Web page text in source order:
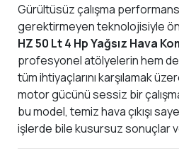
Gürültüsüz çalışma
gerektirmeyen teknolojisiyle
HZ 50 Lt 4 Hp Yağsız Hava
profesyonel atölyelerin hem de
tüm ihtiyaçlarını karşılamak
motor gücünü sessiz bir
bu model, temiz hava çıkışı
işlerde bile kusursuz sonuçlar